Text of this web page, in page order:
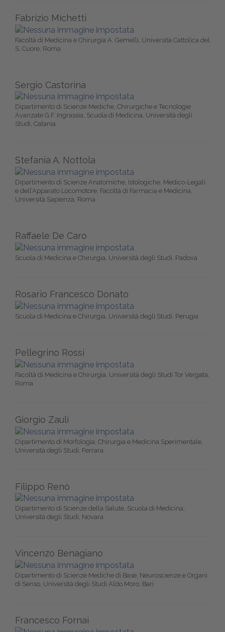
Fabrizio Michetti
Facoltà di Medicina e Chirurgia A. Gemelli, Università Cattolica del
S. Cuore, Roma
Sergio Castorina
Dipartimento di Scienze Mediche, Chirurgiche e Tecnologie
Avanzate G.F. Ingrassia, Scuola di Medicina, Università degli
Studi, Catania
Stefania A. Nottola
Dipartimento di Scienze Anatomiche, Istologiche, Medico-Legali
e dell’Apparato Locomotore, Facoltà di Farmacia e Medicina,
Università Sapienza, Roma
Raffaele De Caro
Scuola di Medicina e Chirurgia, Università degli Studi, Padova
Rosario Francesco Donato
Scuola di Medicina e Chirurgia, Università degli Studi, Perugia
Pellegrino Rossi
Facoltà di Medicina e Chirurgia, Università degli Studi Tor Vergata,
Roma
Giorgio Zauli
Dipartimento di Morfologia, Chirurgia e Medicina Sperimentale,
Università degli Studi, Ferrara
Filippo Renò
Dipartimento di Scienze della Salute, Scuola di Medicina,
Università degli Studi, Novara
Vincenzo Benagiano
Dipartimento di Scienze Mediche di Base, Neuroscienze e Organi
di Senso, Università degli Studi Aldo Moro, Bari
Francesco Fornai